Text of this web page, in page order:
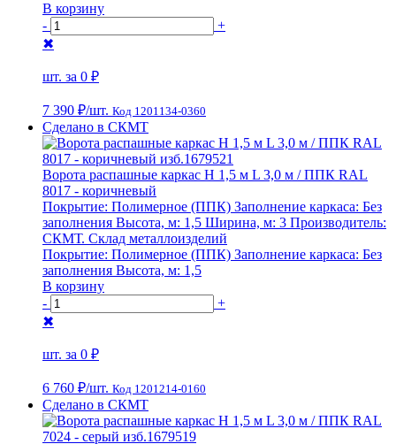
В корзину
-
+
✖
шт. за 0 ₽
7 390 ₽/шт. Код 1201134-0360
Сделано в СКМТ
Ворота распашные каркас Н 1,5 м L 3,0 м / ППК RAL
8017 - коричневый
Покрытие: Полимерное (ППК) Заполнение каркаса: Без
заполнения Высота, м: 1,5 Ширина, м: 3 Производитель:
СКМТ. Склад металлоизделий
Покрытие: Полимерное (ППК) Заполнение каркаса: Без
заполнения Высота, м: 1,5
В корзину
-
+
✖
шт. за 0 ₽
6 760 ₽/шт. Код 1201214-0160
Сделано в СКМТ